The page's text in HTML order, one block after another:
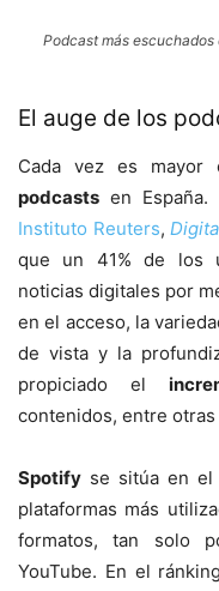
Podcast más escuchados
El auge de los
Cada vez es mayor
podcasts en
Instituto Reuters,
que un 41% de los
noticias digitales por
en el acceso, la
de vista y la
propiciado el
contenidos, entre otras
Spotify se sitúa en el
plataformas más
formatos, tan solo
YouTube. En el